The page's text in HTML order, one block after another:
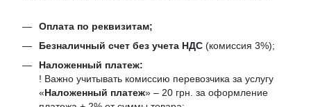
Оплата по реквизитам;
Безналичный счет без учета НДС (комиссия 3%);
Наложенный платеж:
! Важно учитывать комиссию перевозчика за услугу
«Наложенный платеж» – 20 грн. за оформление